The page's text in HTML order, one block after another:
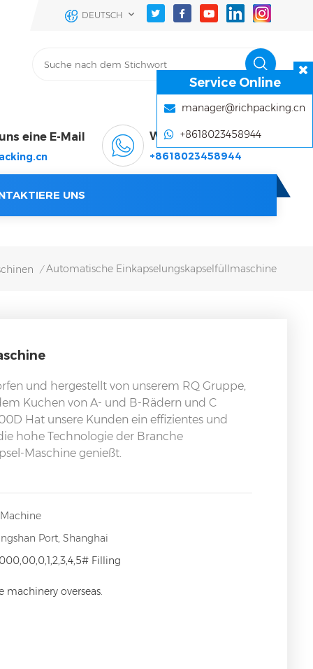
DEUTSCH
eine E-Mail WhatsApp & Wechat
+8618023458944
UNS
/ Automatische Einkapselungskapselfüllmaschine
und hergestellt von unserem RQ Gruppe,
Kuchen von A- und B-Rädern und C
Hat unsere Kunden ein effizientes und
hohe Technologie der Branche
Maschine genießt.
Port, Shanghai
Filling
machinery overseas.
Service Online
manager@richpacking.cn
+8618023458944